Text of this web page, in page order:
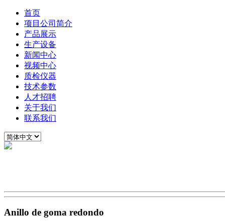
首页
项目公司简介
产品展示
生产设备
新闻中心
视频中心
质检仪器
技术参数
人才招聘
关于我们
联系我们
Anillo de goma redondo